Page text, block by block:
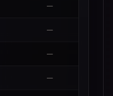
—
—
—
—